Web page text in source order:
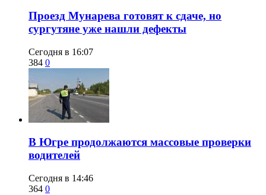
​Проезд Мунарева готовят к сдаче, но
сургутяне уже нашли дефекты
Сегодня в 16:07
384 0
​В Югре продолжаются массовые проверки
водителей
Сегодня в 14:46
364 0